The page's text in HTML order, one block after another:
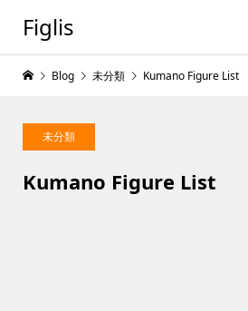
Figlis
未分類
Kumano Figure List
Blog 未分類 Kumano Figure List